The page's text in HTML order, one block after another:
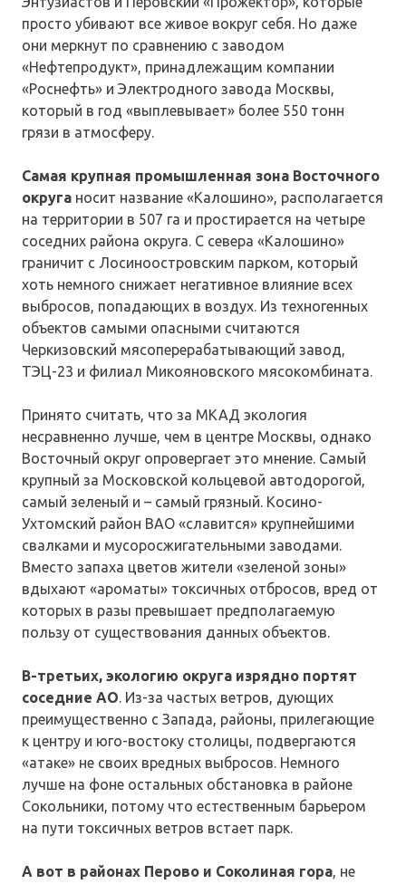
просто убивают все живое вокруг себя. Но даже
они меркнут по сравнению с заводом
«Нефтепродукт», принадлежащим компании
«Роснефть» и Электродного завода Москвы,
который в год «выплевывает» более 550 тонн
грязи в атмосферу.
Самая крупная промышленная зона Восточного
округа носит название «Калошино», располагается
на территории в 507 га и простирается на четыре
соседних района округа. С севера «Калошино»
граничит с Лосиноостровским парком, который
хоть немного снижает негативное влияние всех
выбросов, попадающих в воздух. Из техногенных
объектов самыми опасными считаются
Черкизовский мясоперерабатывающий завод,
ТЭЦ-23 и филиал Микояновского мясокомбината.
Принято считать, что за МКАД экология
несравненно лучше, чем в центре Москвы, однако
Восточный округ опровергает это мнение. Самый
крупный за Московской кольцевой автодорогой,
самый зеленый и – самый грязный. Косино-
Ухтомский район ВАО «славится» крупнейшими
свалками и мусоросжигательными заводами.
Вместо запаха цветов жители «зеленой зоны»
вдыхают «ароматы» токсичных отбросов, вред от
которых в разы превышает предполагаемую
пользу от существования данных объектов.
В-третьих, экологию округа изрядно портят
соседние АО. Из-за частых ветров, дующих
преимущественно с Запада, районы, прилегающие
к центру и юго-востоку столицы, подвергаются
«атаке» не своих вредных выбросов. Немного
лучше на фоне остальных обстановка в районе
Сокольники, потому что естественным барьером
на пути токсичных ветров встает парк.
А вот в районах Перово и Соколиная гора, не